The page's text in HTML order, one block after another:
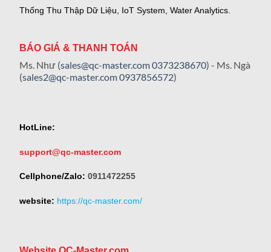
Thống Thu Thập Dữ Liệu, IoT System, Water Analytics.
BÁO GIÁ & THANH TOÁN
Ms. Như (sales@qc-master.com0373238670) - Ms. Ngà
(sales2@qc-master.com0937856572)
HotLine:
support@qc-master.com
Cellphone/Zalo: 0911472255
website: https://qc-master.com/